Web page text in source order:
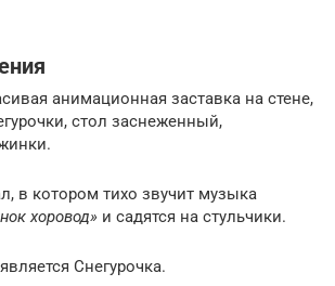
анимационная заставка на стене,
стол заснеженный,
в котором тихо звучит музыка
хоровод» и садятся на стульчики.
Снегурочка.